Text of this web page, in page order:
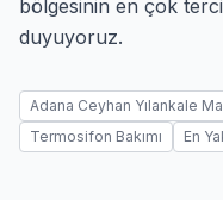
bölgesinin en çok
duyuyoruz.
Adana Ceyhan Yılankale
Termosifon Bakımı
En